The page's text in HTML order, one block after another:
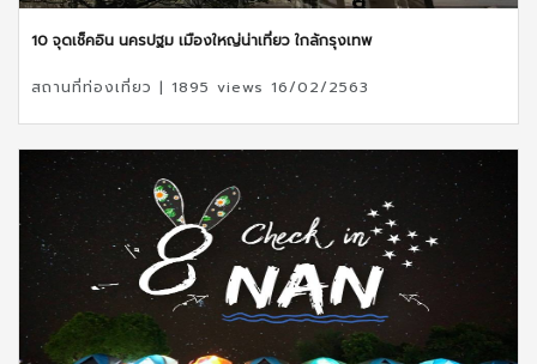
10 จุดเช็คอิน นครปฐม เมืองใหญ่น่าเที่ยว ใกล้กรุงเทพ
สถานที่ท่องเที่ยว | 1895 views 16/02/2563